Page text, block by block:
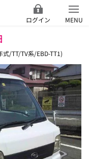
ログイン MENU
/TT/TV系/EBD-TT1)